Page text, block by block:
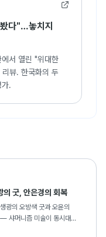
다"…놓치지
서 열린 "위대한
뷰. 한국화의 두
.
굿, 안은경의 회복
광의 오방색 굿과 오윤의
샤머니즘 미술이 동시대
습니다.